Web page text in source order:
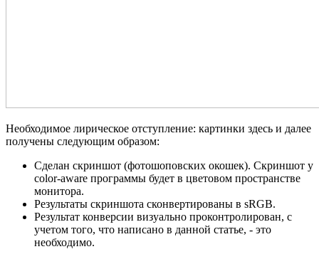
Необходимое лирическое отступление: картинки здесь и далее
получены следующим образом:
Сделан скриншот (фотошоповских окошек). Скриншот у
color-aware программы будет в цветовом пространстве
монитора.
Результаты скриншота сконвертированы в sRGB.
Результат конверсии визуально проконтролирован, с
учетом того, что написано в данной статье, - это
необходимо.